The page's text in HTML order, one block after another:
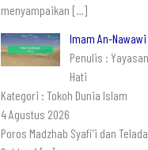
menyampaikan […]
Penulis :
Hati
Kategori : Tokoh Dunia Islam
4 Agustus 2026
Poros Madzhab Syafi’i dan